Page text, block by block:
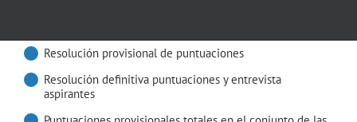
Resolución provisional de puntuaciones
Resolución definitiva puntuaciones y entrevista
aspirantes